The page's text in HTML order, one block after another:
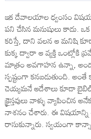
ఇక దేవాలయాల ధ్వంసం
పని చేసిన మనుషులు కాదు.
కరిస్తే, దాని వలన ఆ మనిషి
కుక్క ద్వారా ఆ వ్యక్తి ఒంట్లోకి
మాత్రం అవగాహన ఉన్నా,
స్పష్టంగా కనబడుతుంది.
చెయ్యమనే ఆదేశాలు కూడా బైబిల్
క్రైస్తవులు వాళ్ళు
నాశనం చేశారు. ఈ విషయాన్ని
రాసుకున్నారు. స్వయంగా